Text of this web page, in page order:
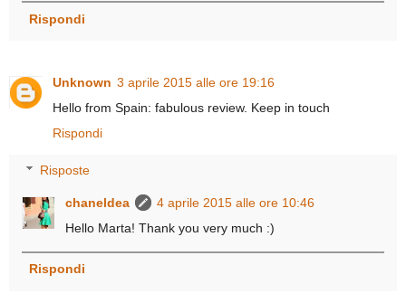
Rispondi
Unknown 3 aprile 2015 alle ore 19:16
Hello from Spain: fabulous review. Keep in touch
Rispondi
Risposte
chaneldea
4 aprile 2015 alle ore 10:46
Hello Marta! Thank you very much :)
Rispondi